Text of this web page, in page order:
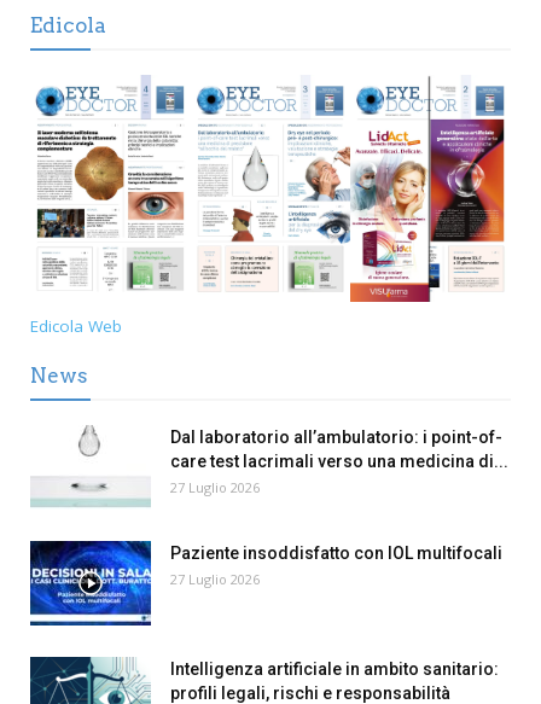
Edicola
Edicola Web
News
Dal laboratorio all’ambulatorio: i point-of-
care test lacrimali verso una medicina di...
27 Luglio 2026
Paziente insoddisfatto con IOL multifocali
27 Luglio 2026
Intelligenza artificiale in ambito sanitario:
profili legali, rischi e responsabilità